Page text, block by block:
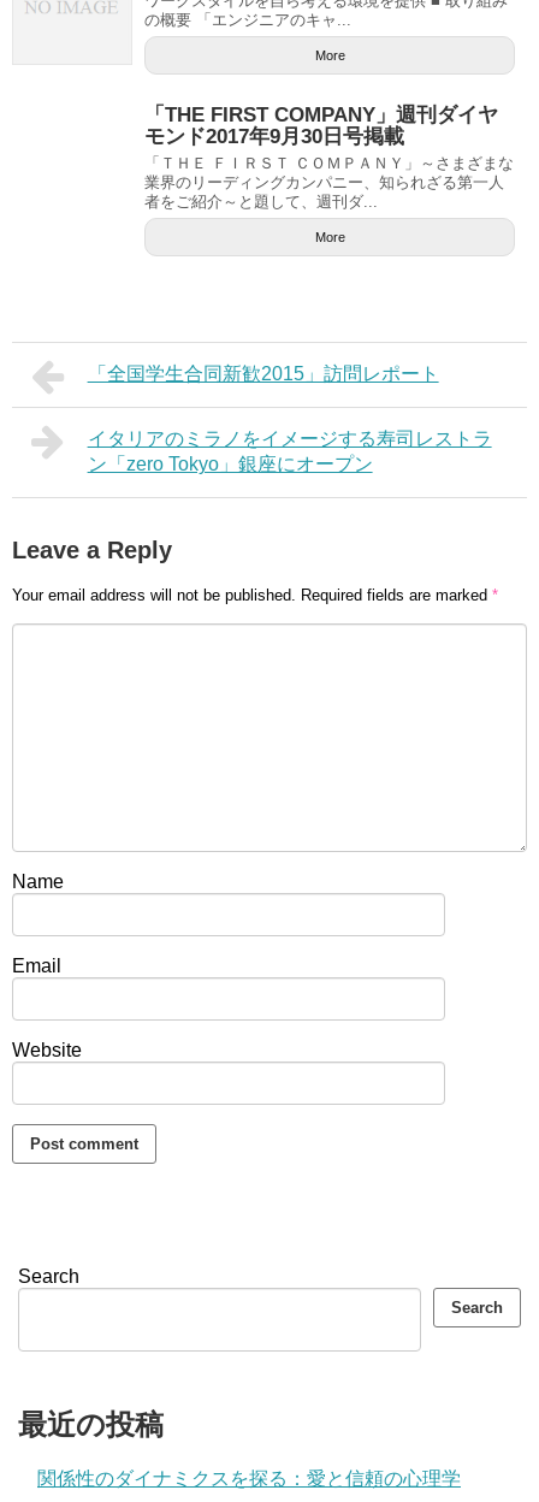
の概要 「エンジニアのキャ...
More
「THE FIRST COMPANY」週刊ダイヤ
モンド2017年9月30日号掲載
「ＴＨＥ ＦＩＲＳＴ ＣＯＭＰＡＮＹ」～さまざまな
業界のリーディングカンパニー、知られざる第一人
者をご紹介～と題して、週刊ダ...
More
「全国学生合同新歓2015」訪問レポート
イタリアのミラノをイメージする寿司レストラ
ン「zero Tokyo」銀座にオープン
Leave a Reply
Your email address will not be published. Required fields are marked *
Name
Email
Website
Search
Search
最近の投稿
関係性のダイナミクスを探る：愛と信頼の心理学